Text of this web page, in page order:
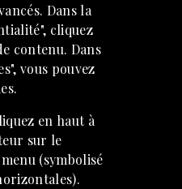
Dans la
cliquez
contenu. Dans
vous pouvez
en haut à
sur le
(symbolisé